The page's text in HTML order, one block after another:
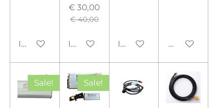
In winkelwagen
€ 30,00
€ 40,00
In winkelwagenIn winkelwagenHoud mij
Sale! Sale!